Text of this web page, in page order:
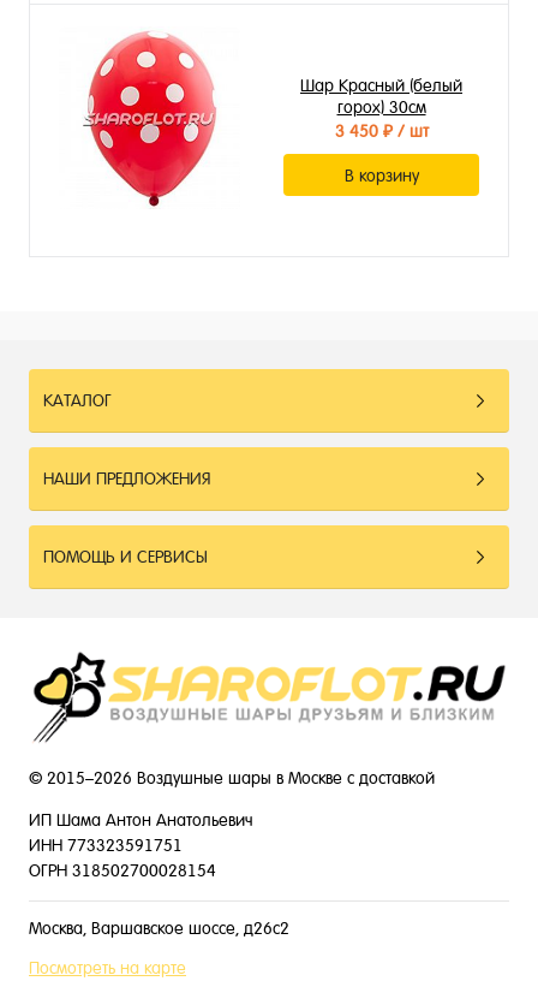
Шар Красный (белый
горох) 30см
3 450 ₽/ шт
В корзину
КАТАЛОГ
НАШИ ПРЕДЛОЖЕНИЯ
ПОМОЩЬ И СЕРВИСЫ
© 2015–2026 Воздушные шары в Москве с доставкой
ИП Шама Антон Анатольевич
ИНН 773323591751
ОГРН 318502700028154
Москва, Варшавское шоссе, д26с2
Посмотреть на карте